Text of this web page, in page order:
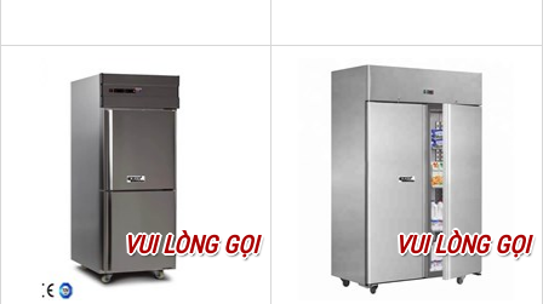
VUI LÒNG GỌI VUI LÒNG GỌI